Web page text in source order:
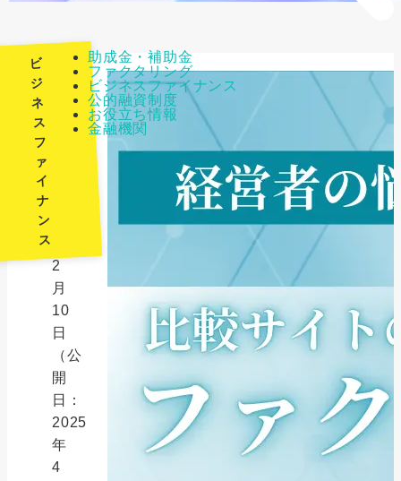
助成金・補助金
ファクタリング
ビジネスファイナンス
公的融資制度
お役立ち情報
金融機関
ビ
ジ
ネ
ス
フ
ァ
イ
ナ
ン
ス
2
月
10
日
（公
開
日：
2025
年
4